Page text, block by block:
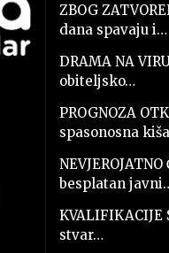
ZBOG
dana spavaju i…
DRAMA NA
obiteljsko…
PROGNOZA
spasonosna
besplatan
stvar…